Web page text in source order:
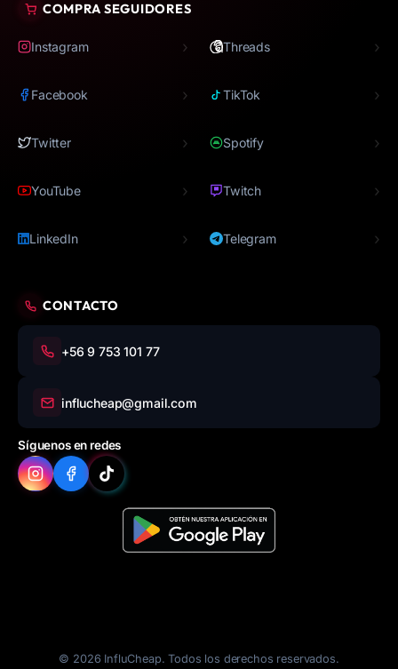
COMPRA SEGUIDORES
Instagram › Threads ›
Facebook › TikTok ›
Twitter › Spotify ›
YouTube › Twitch ›
LinkedIn › Telegram ›
CONTACTO
+56 9 753 101 77
influcheap@gmail.com
Síguenos en redes
© 2026 InfluCheap. Todos los derechos reservados.